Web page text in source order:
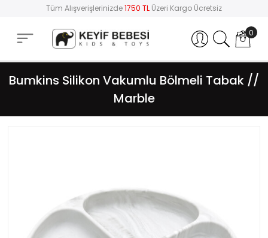
Tüm Alışverişlerinizde1750 TL Üzeri Kargo Ücretsiz
Hesabım 0
Bumkins Silikon Vakumlu Bölmeli Tabak //
Marble